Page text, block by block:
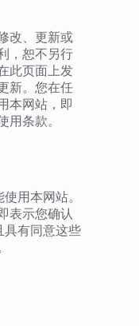
改、更新或
，恕不另行
此页面上发
新。您在任
本网站，即
条款。
用本网站。
表示您确认
具有同意这些